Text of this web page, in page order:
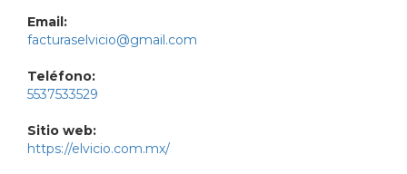
Email:
facturaselvicio@gmail.com
Teléfono:
5537533529
Sitio web:
https://elvicio.com.mx/